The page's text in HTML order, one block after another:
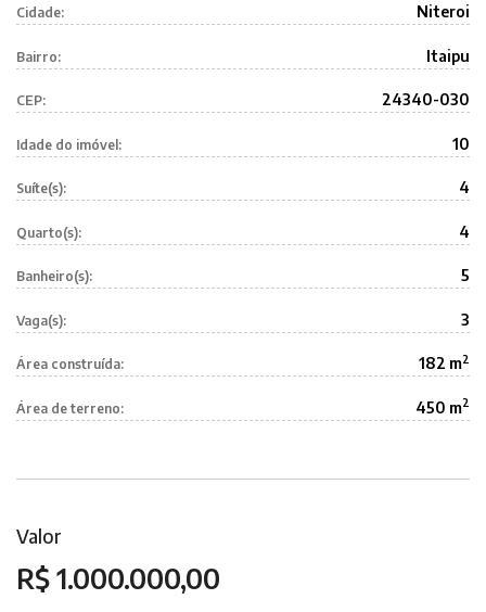
Cidade: Niteroi
Bairro: Itaipu
CEP: 24340-030
Idade do imóvel: 10
Suíte(s): 4
Quarto(s): 4
Banheiro(s): 5
Vaga(s): 3
Área construída: 182 m2
Área de terreno: 450 m2
Valor
R$ 1.000.000,00